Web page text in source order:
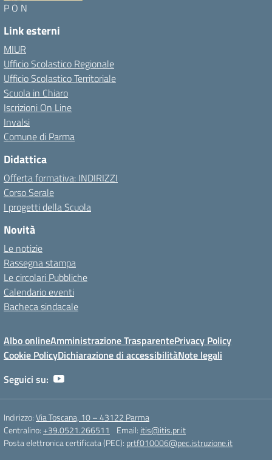
P O N
Link esterni
MIUR
Ufficio Scolastico Regionale
Ufficio Scolastico Territoriale
Scuola in Chiaro
Iscrizioni On Line
Invalsi
Comune di Parma
Didattica
Offerta formativa: INDIRIZZI
Corso Serale
I progetti della Scuola
Novità
Le notizie
Rassegna stampa
Le circolari Pubbliche
Calendario eventi
Bacheca sindacale
Albo onlineAmministrazione TrasparentePrivacy Policy
Cookie PolicyDichiarazione di accessibilitàNote legali
Seguici su:
Indirizzo:Via Toscana, 10 – 43122 Parma
Centralino:+39.0521.266511 Email: itis@itis.pr.it
Posta elettronica certificata (PEC): prtf010006@pec.istruzione.it